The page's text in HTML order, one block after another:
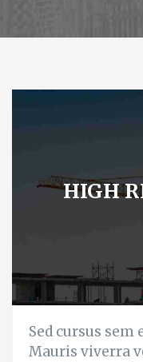
HIGH
Sed cursus
Mauris viverra